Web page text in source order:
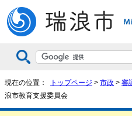
現在の位置： トップページ > 市政 > 審
浪市教育支援委員会